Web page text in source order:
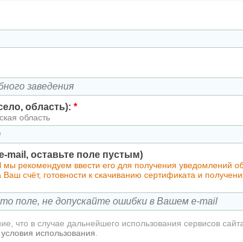
область): *
область
mail, оставьте поле пустым)
рекомендуем ввести его для получения уведомлений
счёт, готовности к скачиванию сертификата и
что в случае дальнейшего использования сервисов
условия использования